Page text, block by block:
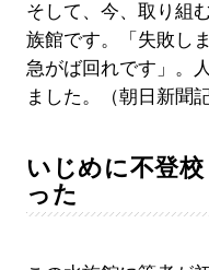
そして、今、取り組
族館です。「失敗し
急がば回れです」。
ました。（朝日新聞
いじめに不登
った